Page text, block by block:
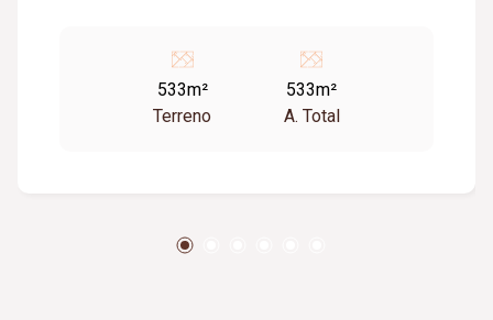
533m²
Terreno
533m²
A. Total